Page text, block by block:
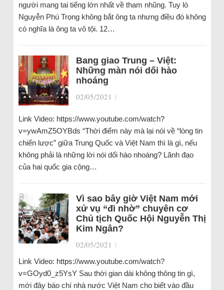
người mang tai tiếng lớn nhất về tham nhũng. Tuy lò
Nguyễn Phú Trọng không bắt ông ta nhưng điều đó không
có nghĩa là ông ta vô tội. 12…
Bang giao Trung – Việt:
Những màn nói dối hào
nhoáng
02/05/2021 |
Link Video: https://www.youtube.com/watch?
v=ywAmZ5OYBds “Thời điểm này mà lại nói về “lòng tin
chiến lược” giữa Trung Quốc và Việt Nam thì là gì, nếu
không phải là những lời nói dối hào nhoáng? Lãnh đạo
của hai quốc gia cộng…
Vì sao bây giờ Việt Nam mới
xử vụ “đi nhờ” chuyên cơ
Chủ tịch Quốc Hội Nguyễn Thị
Kim Ngân?
02/05/2021 |
Link Video: https://www.youtube.com/watch?
v=GOyd0_z5YsY Sau thời gian dài không thông tin gì,
mới đây báo chí nhà nước Việt Nam cho biết vào đầu